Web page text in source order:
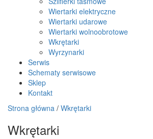
Wiertarki elektryczne
Wiertarki udarowe
Wiertarki wolnoobrotowe
Wkrętarki
Wyrzynarki
Serwis
Schematy serwisowe
Sklep
Kontakt
Strona główna / Wkrętarki
Wkrętarki